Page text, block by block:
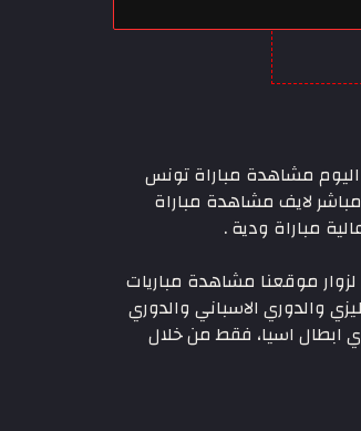
اليوم مشاهدة مباراة تونس
مباشر لايف مشاهدة مباراة
مباراة ودية .
ويمكن لزوار موقعنا مشاهدة مباريات
والدوري الاسباني والدوري
ابطال اسيا، فقط من خلال